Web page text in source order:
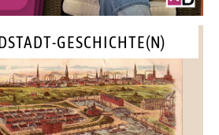
GESCHICHTE(N)